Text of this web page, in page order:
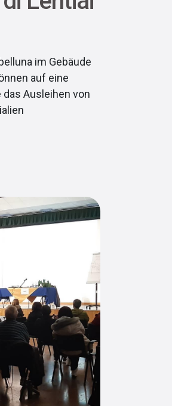
im Gebäude
auf eine
Ausleihen von